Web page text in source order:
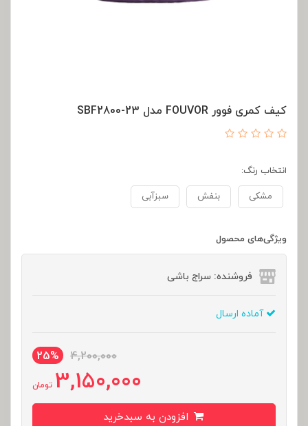
کیف کمری فوور FOUVOR مدل SBF2800-23
انتخاب رنگ:
مشکی بنفش سبزآبی
ویژگی‌های محصول
فروشنده: سراج باشی
آماده ارسال
4,200,000
25%
3,150,000 تومان